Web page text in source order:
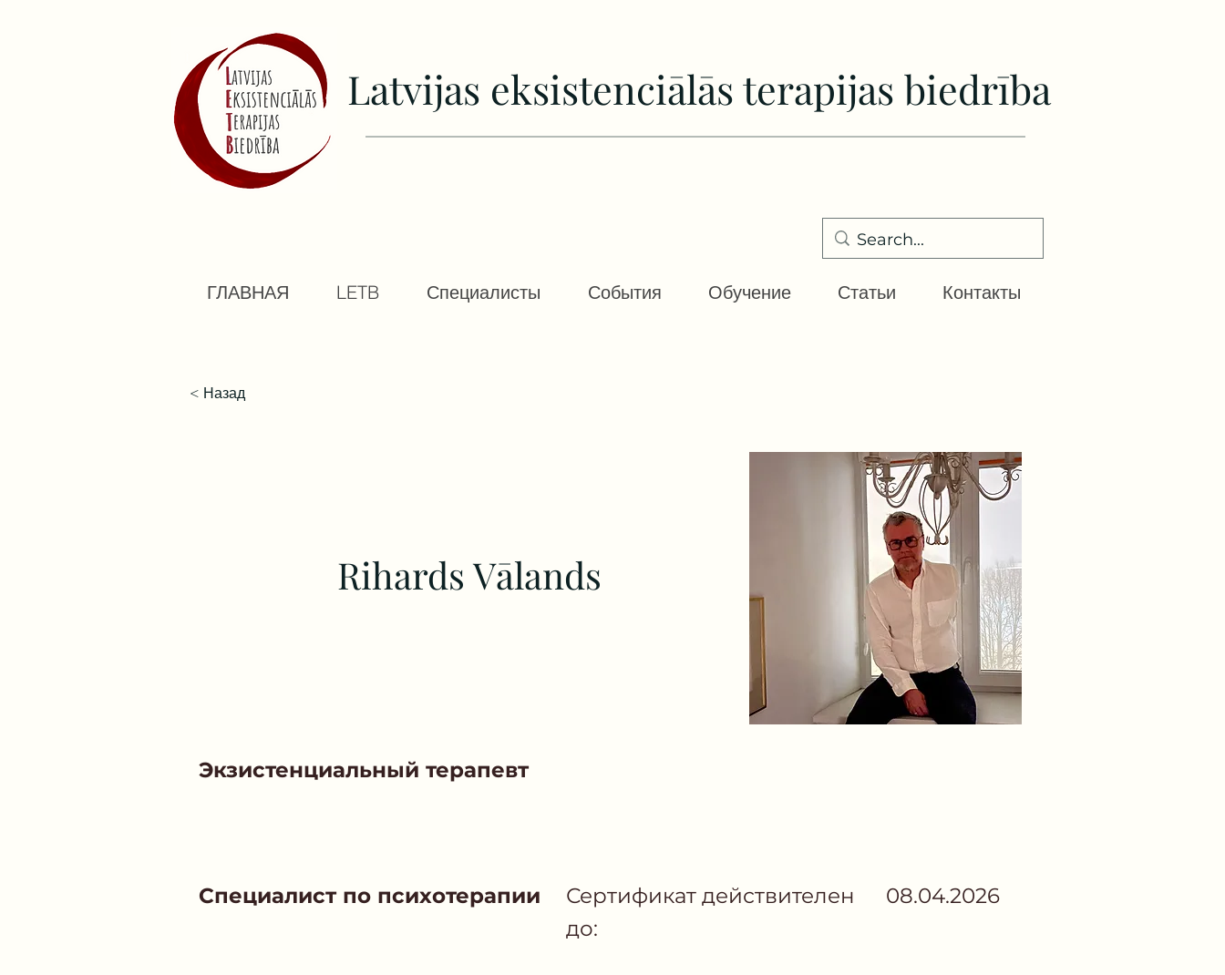
Latvijas еksistenciālās terapijas biedrība
ГЛАВНАЯ LETB Специалисты События Обучение Статьи Контакты
< Назад
Rihards Vālands
Экзистенциальный терапевт
Специалист по психотерапии
Сертификат действителен
до:
08.04.2026